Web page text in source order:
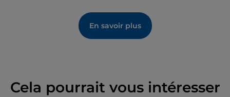
En savoir plus
Cela pourrait vous intéresser